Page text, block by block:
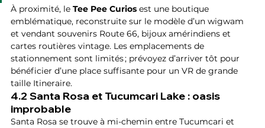
À proximité, le Tee Pee Curios est une boutique
emblématique, reconstruite sur le modèle d’un wigwam
et vendant souvenirs Route 66, bijoux amérindiens et
cartes routières vintage. Les emplacements de
stationnement sont limités ; prévoyez d’arriver tôt pour
bénéficier d’une place suffisante pour un VR de grande
taille Itineraire.
4.2 Santa Rosa et Tucumcari Lake : oasis
improbable
Santa Rosa se trouve à mi-chemin entre Tucumcari et